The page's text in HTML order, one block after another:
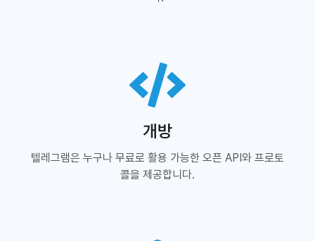
개방
텔레그램은 누구나 무료로 활용 가능한 오픈 API와 프로토
콜을 제공합니다.